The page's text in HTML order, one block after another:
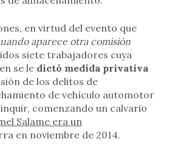
en virtud del evento que
aparece otra comisión
siete trabajadores cuya
se le dictó medida privativa
de los delitos de
de vehículo automotor
comenzando un calvario
Salame era un
en noviembre de 2014.